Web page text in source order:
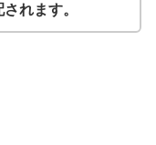
れます。